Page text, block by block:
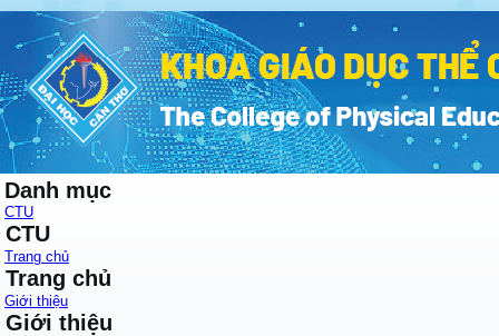
Danh mục
CTU
CTU
Trang chủ
Trang chủ
Giới thiệu
Giới thiệu